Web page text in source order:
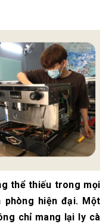
thể thiếu trong mọi
phòng hiện đại. Một
chỉ mang lại ly cà